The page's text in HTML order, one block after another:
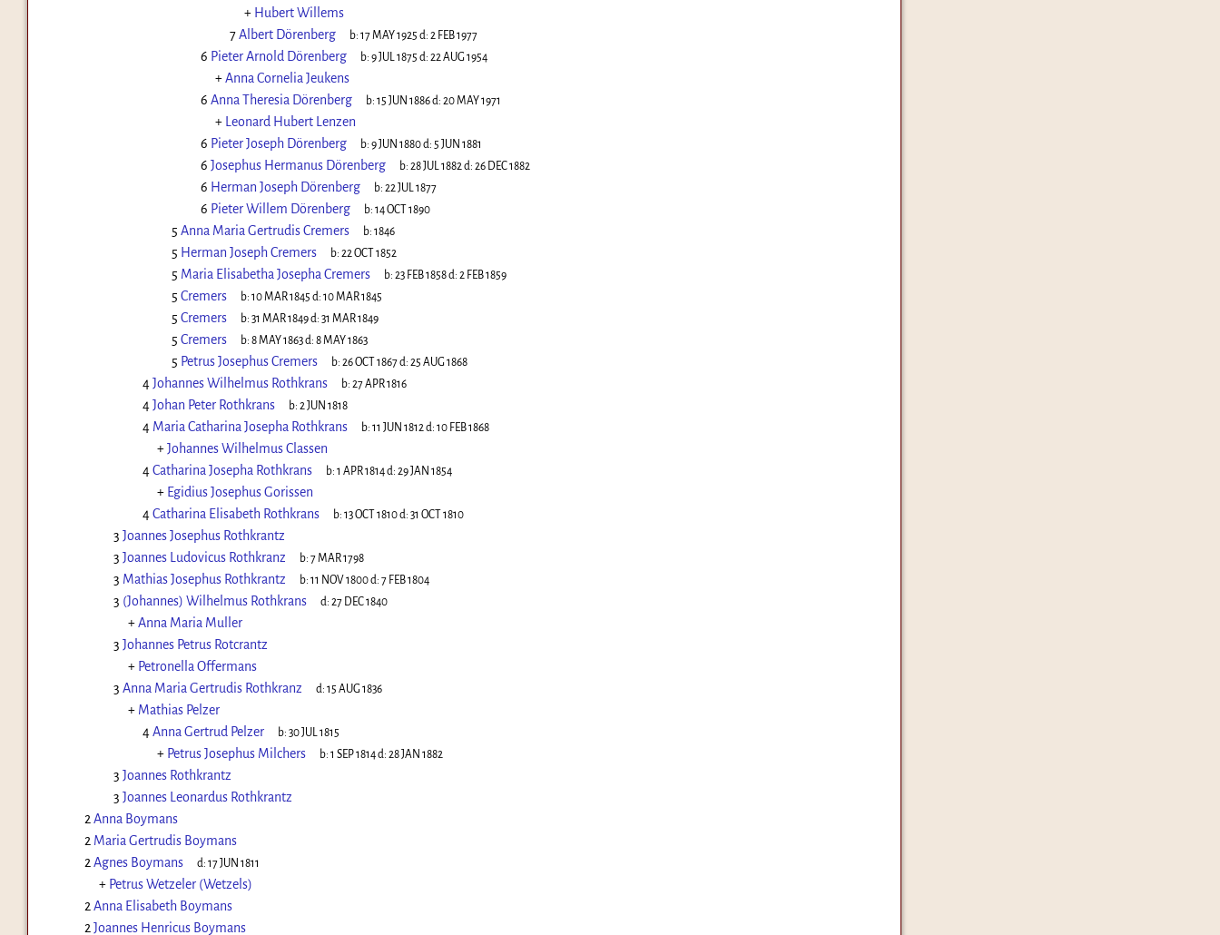
+ Hubert Willems
7Albert Dörenberg b: 17 MAY 1925 d: 2 FEB 1977
6 Pieter Arnold Dörenberg b: 9 JUL 1875 d: 22 AUG 1954
+Anna Cornelia Jeukens
6 Anna Theresia Dörenberg b: 15 JUN 1886d: 20 MAY 1971
+
Leonard Hubert Lenzen
6 Pieter Joseph Dörenberg b: 9 JUN 1880d: 5 JUN 1881
6 Josephus Hermanus Dörenberg b: 28 JUL 1882d: 26 DEC 1882
6 Herman Joseph Dörenberg b: 22 JUL 1877
6 Pieter Willem Dörenberg b: 14 OCT 1890
5 Anna Maria Gertrudis Cremers b: 1846
5 Herman Joseph Cremers b: 22 OCT 1852
5 Maria Elisabetha Josepha Cremers b: 23 FEB 1858d: 2 FEB 1859
5 Cremers b: 10 MAR 1845 d: 10 MAR 1845
5 Cremers b: 31 MAR 1849d: 31 MAR 1849
5 Cremers b: 8 MAY 1863d: 8 MAY 1863
5 Petrus Josephus Cremers b: 26 OCT 1867d: 25 AUG 1868
4Johannes Wilhelmus Rothkrans b: 27 APR 1816
4Johan Peter Rothkrans b: 2 JUN 1818
4 Maria Catharina Josepha Rothkrans b: 11 JUN 1812d: 10 FEB 1868
+Johannes Wilhelmus Classen
4Catharina Josepha Rothkrans b: 1 APR 1814d: 29 JAN 1854
+ Egidius Josephus Gorissen
4Catharina Elisabeth Rothkrans b: 13 OCT 1810d: 31 OCT 1810
3 Joannes Josephus Rothkrantz
3 Joannes Ludovicus Rothkranz b: 7 MAR 1798
3 Mathias Josephus Rothkrantz b: 11 NOV 1800d: 7 FEB 1804
3 (Johannes) Wilhelmus Rothkrans d: 27 DEC 1840
+Anna Maria Muller
3 Johannes Petrus Rotcrantz
+ Petronella Offermans
3 Anna Maria Gertrudis Rothkranz d: 15 AUG 1836
+ Mathias Pelzer
4Anna Gertrud Pelzer b: 30 JUL 1815
+ Petrus Josephus Milchers b: 1 SEP 1814d: 28 JAN 1882
3 Joannes Rothkrantz
3 Joannes Leonardus Rothkrantz
2 Anna Boymans
2 Maria Gertrudis Boymans
2 Agnes Boymans d: 17 JUN 1811
+ Petrus Wetzeler (Wetzels)
2 Anna Elisabeth Boymans
2 Joannes Henricus Boymans